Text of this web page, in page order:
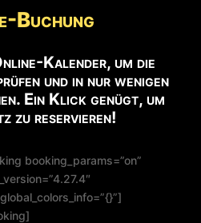
Buchung
Kalender, um die
und in nur wenigen
Ein Klick genügt, um
zu reservieren!
booking_params=”on”